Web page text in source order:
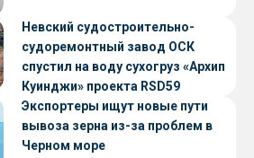
Невский судостроительно-
судоремонтный завод ОСК
спустил на воду сухогруз «Архип
Куинджи» проекта RSD59
Экспортеры ищут новые пути
вывоза зерна из-за проблем в
Черном море